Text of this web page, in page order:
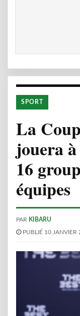
SPORT
La
jouera à
16
équipes
PAR KIBARU
PUBLIÉ 10 JANVIER